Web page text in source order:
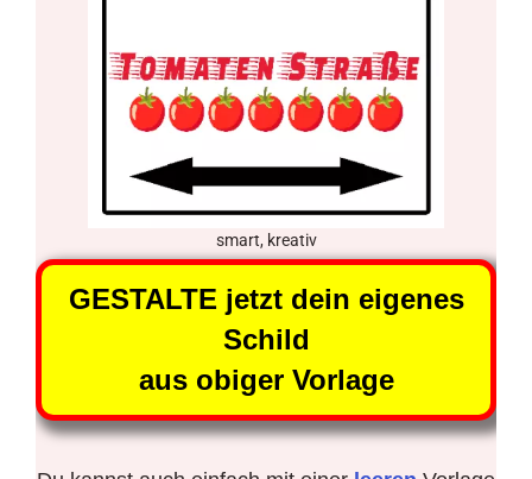
smart, kreativ
GESTALTE jetzt dein eigenes
Schild
aus obiger Vorlage